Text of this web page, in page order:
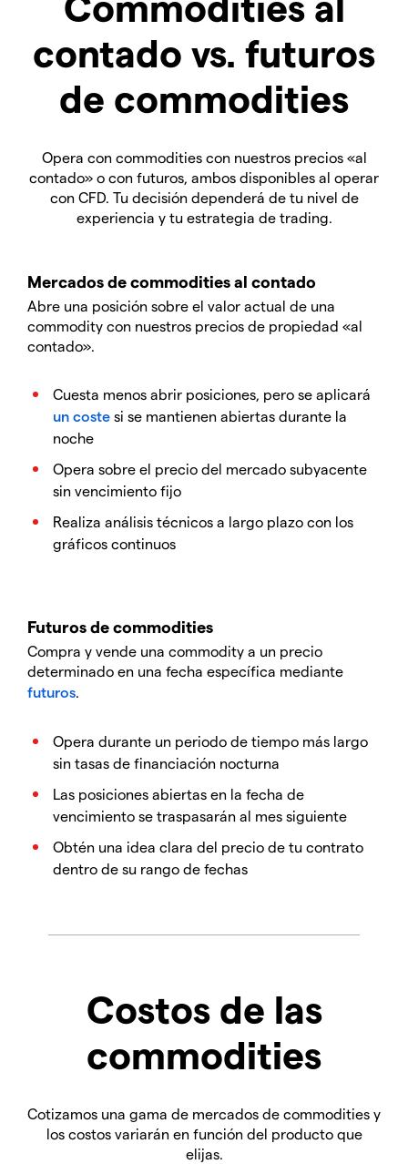
contado vs. futuros
de commodities
Opera con commodities con nuestros precios «al
contado» o con futuros, ambos disponibles al operar
con CFD. Tu decisión dependerá de tu nivel de
experiencia y tu estrategia de trading.
Mercados de commodities al contado
Abre una posición sobre el valor actual de una
commodity con nuestros precios de propiedad «al
contado».
Cuesta menos abrir posiciones, pero se aplicará
un coste si se mantienen abiertas durante la
noche
Opera sobre el precio del mercado subyacente
sin vencimiento fijo
Realiza análisis técnicos a largo plazo con los
gráficos continuos
Futuros de commodities
Compra y vende una commodity a un precio
determinado en una fecha específica mediante
futuros.
Opera durante un periodo de tiempo más largo
sin tasas de financiación nocturna
Las posiciones abiertas en la fecha de
vencimiento se traspasarán al mes siguiente
Obtén una idea clara del precio de tu contrato
dentro de su rango de fechas
Costos de las
commodities
Cotizamos una gama de mercados de commodities y
los costos variarán en función del producto que
elijas.